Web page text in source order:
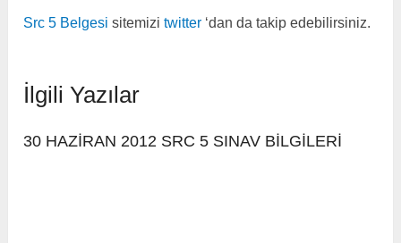
Src 5 Belgesi sitemizitwitter ‘dan da takip edebilirsiniz.
İlgili Yazılar
30 HAZİRAN 2012 SRC 5 SINAV BİLGİLERİ